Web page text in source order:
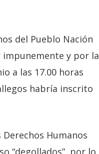
del Pueblo Nación
impunemente y por la
a las 17.00 horas
habría inscrito
Humanos
“degollados”, por lo